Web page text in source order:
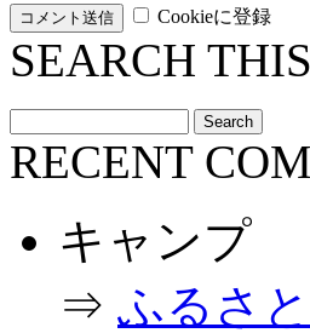
Cookieに登録
SEARCH
RECENT
キャンプ
⇒ ふるさ